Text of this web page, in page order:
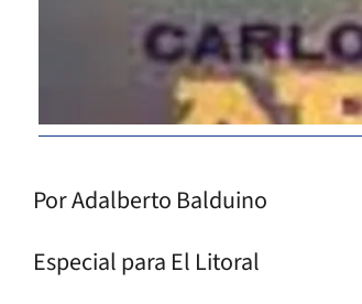
Por Adalberto Balduino
Especial para El Litoral